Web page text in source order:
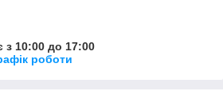
з 10:00 до 17:00
роботи